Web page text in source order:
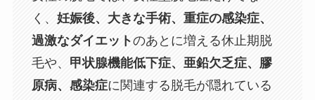
く、 妊娠後、大きな手術、重症の感染症、
過激なダイエットのあとに増える休止期脱
毛や、 甲状腺機能低下症、亜鉛欠乏症、膠
原病、感染症に関連する脱毛が隠れている